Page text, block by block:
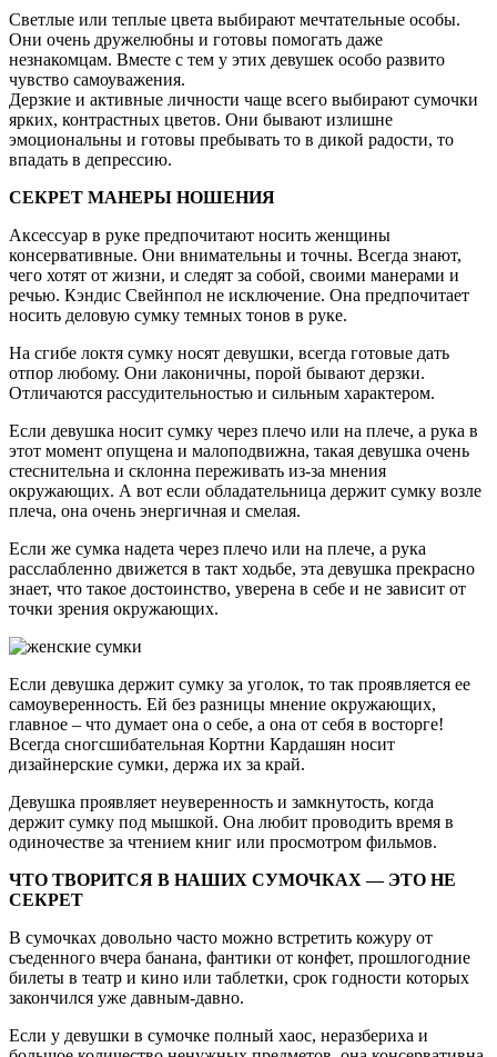
Светлые или теплые цвета выбирают мечтательные особы.
Они очень дружелюбны и готовы помогать даже
незнакомцам. Вместе с тем у этих девушек особо развито
чувство самоуважения.
Дерзкие и активные личности чаще всего выбирают сумочки
ярких, контрастных цветов. Они бывают излишне
эмоциональны и готовы пребывать то в дикой радости, то
впадать в депрессию.
СЕКРЕТ МАНЕРЫ НОШЕНИЯ
Аксессуар в руке предпочитают носить женщины
консервативные. Они внимательны и точны. Всегда знают,
чего хотят от жизни, и следят за собой, своими манерами и
речью. Кэндис Свейнпол не исключение. Она предпочитает
носить деловую сумку темных тонов в руке.
На сгибе локтя сумку носят девушки, всегда готовые дать
отпор любому. Они лаконичны, порой бывают дерзки.
Отличаются рассудительностью и сильным характером.
Если девушка носит сумку через плечо или на плече, а рука в
этот момент опущена и малоподвижна, такая девушка очень
стеснительна и склонна переживать из-за мнения
окружающих. А вот если обладательница держит сумку возле
плеча, она очень энергичная и смелая.
Если же сумка надета через плечо или на плече, а рука
расслабленно движется в такт ходьбе, эта девушка прекрасно
знает, что такое достоинство, уверена в себе и не зависит от
точки зрения окружающих.
Если девушка держит сумку за уголок, то так проявляется ее
самоуверенность. Ей без разницы мнение окружающих,
главное – что думает она о себе, а она от себя в восторге!
Всегда сногсшибательная Кортни Кардашян носит
дизайнерские сумки, держа их за край.
Девушка проявляет неуверенность и замкнутость, когда
держит сумку под мышкой. Она любит проводить время в
одиночестве за чтением книг или просмотром фильмов.
ЧТО ТВОРИТСЯ В НАШИХ СУМОЧКАХ — ЭТО НЕ
СЕКРЕТ
В сумочках довольно часто можно встретить кожуру от
съеденного вчера банана, фантики от конфет, прошлогодние
билеты в театр и кино или таблетки, срок годности которых
закончился уже давным-давно.
Если у девушки в сумочке полный хаос, неразбериха и